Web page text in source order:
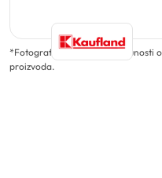
*Fotografija ne mora u potpunosti
proizvoda.